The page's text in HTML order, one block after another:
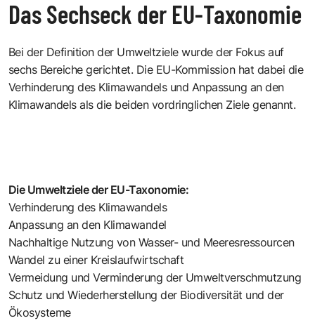
Das Sechseck der EU-Taxonomie
Bei der Definition der Umweltziele wurde der Fokus auf
sechs Bereiche gerichtet. Die EU-Kommission hat dabei die
Verhinderung des Klimawandels und Anpassung an den
Klimawandels als die beiden vordringlichen Ziele genannt.
Die Umweltziele der EU-Taxonomie:
Verhinderung des Klimawandels
Anpassung an den Klimawandel
Nachhaltige Nutzung von Wasser- und Meeresressourcen
Wandel zu einer Kreislaufwirtschaft
Vermeidung und Verminderung der Umweltverschmutzung
Schutz und Wiederherstellung der Biodiversität und der
Ökosysteme